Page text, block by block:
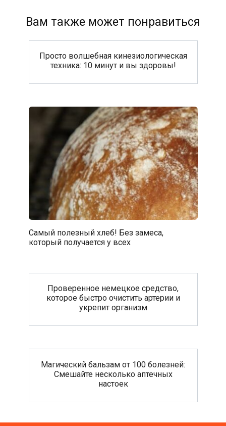
Вам также может понравиться
Просто волшебная кинезиологическая
техника: 10 минут и вы здоровы!
Самый полезный хлеб! Без замеса,
который получается у всех
Проверенное немецкое средство,
которое быстро очистить артерии и
укрепит организм
Магический бальзам от 100 болезней:
Смешайте несколько аптечных
настоек